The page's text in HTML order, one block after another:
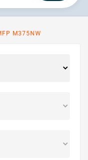
M375NW